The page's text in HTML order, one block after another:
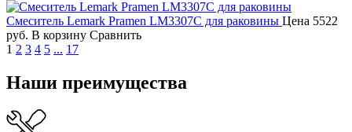
Смеситель Lemark Pramen LM3307C для раковины Цена 5522
руб. В корзину Сравнить
1 2 3 4 5 ... 17
Наши преимущества